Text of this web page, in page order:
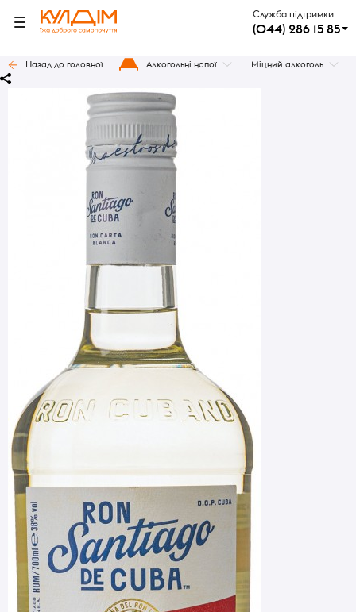
Служба підтримки
(044) 286 15 85
Назад до головної Алкогольні напої Міцний алкоголь